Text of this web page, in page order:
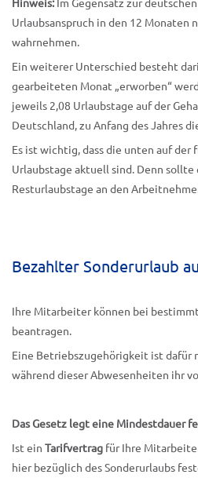
Urlaubsanspruch in den 12 Monaten
wahrnehmen.
Ein weiterer Unterschied besteht
gearbeiteten Monat „erworben“
jeweils 2,08 Urlaubstage auf der
Deutschland, zu Anfang des Jahres
Es ist wichtig, dass die unten auf der
Urlaubstage aktuell sind. Denn sollte
Resturlaubstage an den
Bezahlter Sonderurlaub
Ihre Mitarbeiter können bei
beantragen.
Eine Betriebszugehörigkeit ist
während dieser Abwesenheiten ihr
Das Gesetz legt eine Mindestdauer
Ist ein Tarifvertrag für Ihre
hier bezüglich des Sonderurlaubs